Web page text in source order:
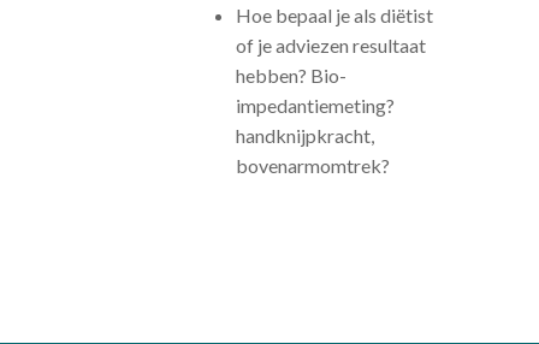
Hoe bepaal je als diëtist
of je adviezen resultaat
hebben? Bio-
impedantiemeting?
handknijpkracht,
bovenarmomtrek?